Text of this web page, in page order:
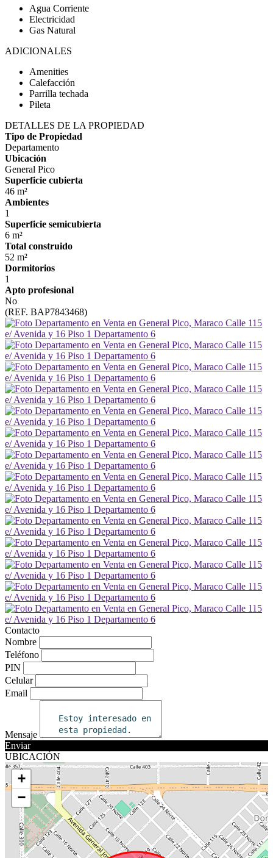
Agua Corriente
Electricidad
Gas Natural
ADICIONALES
Amenities
Calefacción
Parrilla techada
Pileta
DETALLES DE LA PROPIEDAD
Tipo de Propiedad
Departamento
Ubicación
General Pico
Superficie cubierta
46 m²
Ambientes
1
Superficie semicubierta
6 m²
Total construido
52 m²
Dormitorios
1
Apto profesional
No
(REF. BAP7843468)
Contacto
Nombre
Teléfono
PIN
Celular
Email
Mensaje
Enviar
UBICACIÓN
+
−